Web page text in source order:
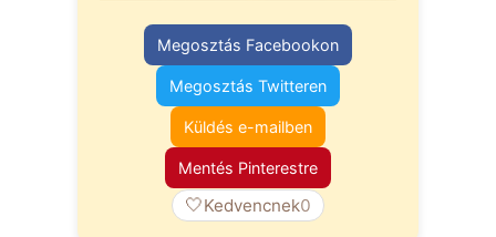
Megosztás Facebookon
Megosztás Twitteren
Küldés e-mailben
Mentés Pinterestre
🤍Kedvencnek0